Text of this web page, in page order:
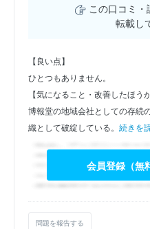
この口コミ・
転載し
【良い点】
ひとつもありません。
【気になること・改善したほう
博報堂の地域会社としての存続
織として破綻している。 続きを
会員登録（無
問題を報告する